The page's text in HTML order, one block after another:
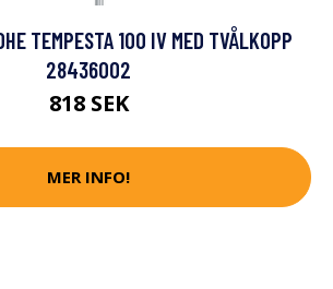
TEMPESTA 100 IV MED TVÅLKOPP
28436002
818 SEK
MER INFO!